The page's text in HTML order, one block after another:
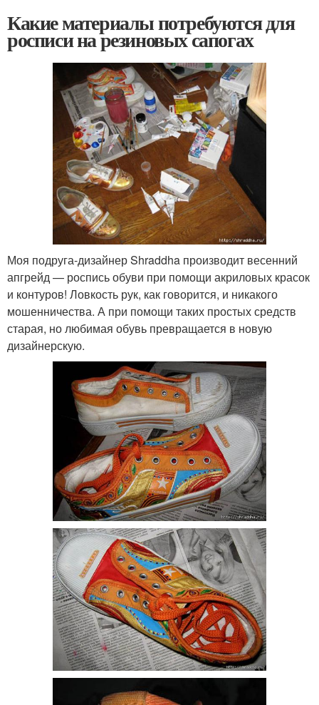
Какие материалы потребуются для
росписи на резиновых сапогах
Моя подруга-дизайнер Shraddha производит весенний
апгрейд — роспись обуви при помощи акриловых красок
и контуров! Ловкость рук, как говорится, и никакого
мошенничества. А при помощи таких простых средств
старая, но любимая обувь превращается в новую
дизайнерскую.